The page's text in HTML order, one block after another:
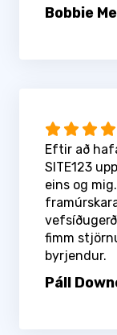
Bobbie
Eftir að
SITE123
eins og
fimm
byrjendur.
Páll